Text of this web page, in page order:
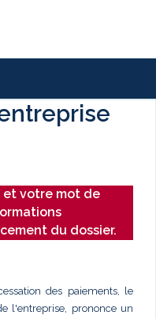
et votre mot de
du dossier.
des paiements, le
l'entreprise, prononce un